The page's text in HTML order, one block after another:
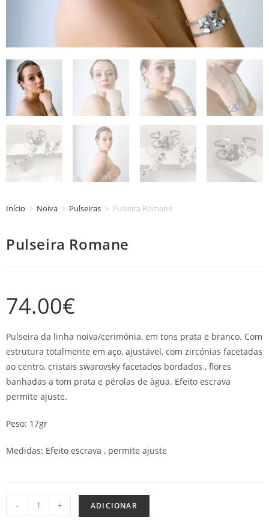
Início > Noiva > Pulseiras > Pulseira Romane
Pulseira Romane
74.00€
Pulseira da linha noiva/cerimónia, em tons prata e branco. Com
estrutura totalmente em aço, ajustável, com zircónias facetadas
ao centro, cristais swarovsky facetados bordados , flores
banhadas a tom prata e pérolas de àgua. Efeito escrava
permite ajuste.
Peso: 17gr
Medidas: Efeito escrava , permite ajuste
- + ADICIONAR